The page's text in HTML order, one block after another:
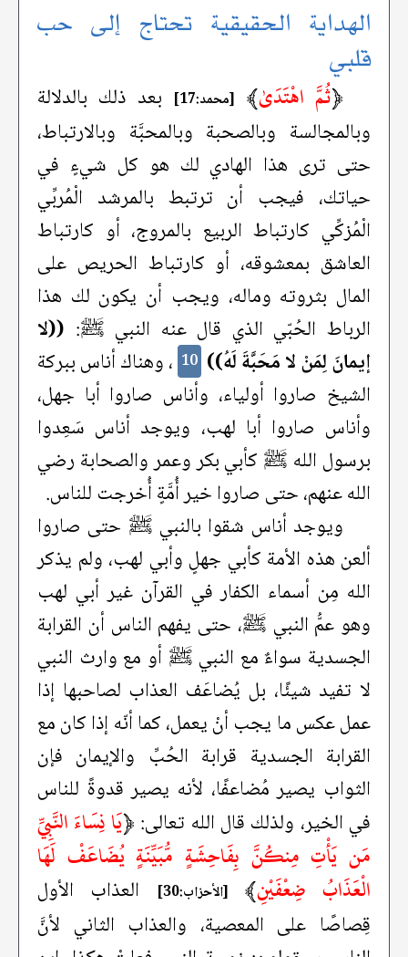
الهداية الحقيقية تحتاج إلى حب
قلبي
﴿ثُمَّ اهْتَدَىٰ﴾ [محمد:17]
بعد ذلك بالدلالة
وبالمجالسة وبالصحبة وبالمحبَّة وبالارتباط،
حتى ترى هذا الهادي لك هو كل شيءٍ في
حياتك، فيجب أن ترتبط بالمرشد الْمُربِّي
الْمُزكِّي كارتباط الربيع بالمروج، أو كارتباط
العاشق بمعشوقه، أو كارتباط الحريص على
المال بثروته وماله، ويجب أن يكون لك هذا
الرباط الحُبّي الذي قال عنه النبي ﷺ: ((لا
إيمانَ لِمَنْ لا مَحَبَّةَ لَهُ)) 10 ، وهناك أناس ببركة
الشيخ صاروا أولياء، وأناس صاروا أبا جهل،
وأناس صاروا أبا لهب، ويوجد أناس سَعِدوا
برسول الله ﷺ كأبي بكر وعمر والصحابة رضي
الله عنهم، حتى صاروا خير أُمَّةٍ أُخرجت للناس.
ويوجد أناس شقوا بالنبي ﷺ حتى صاروا
ألعن هذه الأمة كأبي جهلٍ وأبي لهب، ولم يذكر
الله مِن أسماء الكفار في القرآن غير أبي لهب
وهو عمُّ النبي ﷺ، حتى يفهم الناس أن القرابة
الجسدية سواءٌ مع النبي ﷺ أو مع وارث النبي
لا تفيد شيئًا، بل يُضاعَف العذاب لصاحبها إذا
عمل عكس ما يجب أنْ يعمل، كما أنّه إذا كان مع
القرابة الجسدية قرابة الحُبِّ والإيمان فإن
الثواب يصير مُضاعفًا، لأنه يصير قدوةً للناس
في الخير، ولذلك قال الله تعالى: ﴿يَا نِسَاءَ النَّبِيِّ
مَن يَأْتِ مِنكُنَّ بِفَاحِشَةٍ مُّبَيِّنَةٍ يُضَاعَفْ لَهَا
الْعَذَابُ ضِعْفَيْنِ﴾ [الأحزاب:30]
العذاب الأول
قِصاصًا على المعصية، والعذاب الثاني لأنَّ